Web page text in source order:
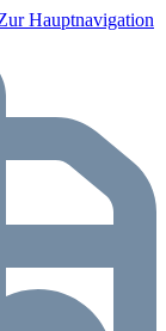
Hauptnavigation